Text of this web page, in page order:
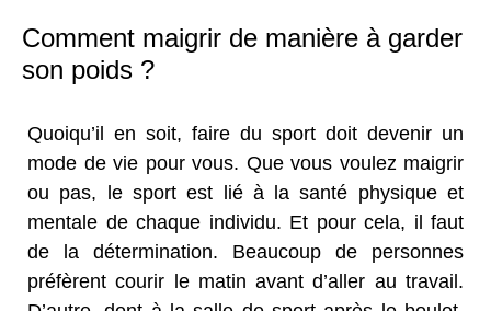
Comment maigrir de manière à garder
son poids ?
Quoiqu’il en soit, faire du sport doit devenir un
mode de vie pour vous. Que vous voulez maigrir
ou pas, le sport est lié à la santé physique et
mentale de chaque individu. Et pour cela, il faut
de la détermination. Beaucoup de personnes
préfèrent courir le matin avant d’aller au travail.